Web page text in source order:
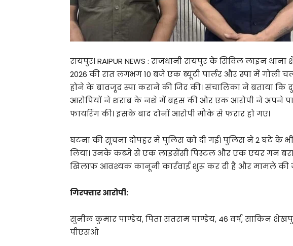
रायपुर। RAIPUR NEWS : राजधानी रायपुर के सिविल लाइन
2026 की रात लगभग 10 बजे एक ब्यूटी पार्लर और स्पा में गोली
होने के बावजूद स्पा कराने की जिद की। संचालिका ने बताया
आरोपियों ने शराब के नशे में बहस की और एक आरोपी ने अपने
फायरिंग की। इसके बाद दोनों आरोपी मौके से फरार हो गए।
घटना की सूचना दोपहर में पुलिस को दी गई। पुलिस ने 2 घंटे के
लिया। उनके कब्जे से एक लाइसेंसी पिस्टल और एक एयर गन
खिलाफ आवश्यक कानूनी कार्रवाई शुरू कर दी है और मामले की
गिरफ्तार आरोपी:
सुनील कुमार पाण्डेय, पिता संतराम पाण्डेय, 46 वर्ष, साकिन शेखपुर,
पीएसओ